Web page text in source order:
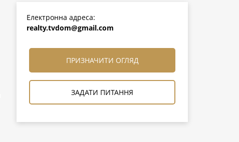
Електронна адреса:
realty.tvdom@gmail.com
ПРИЗНАЧИТИ ОГЛЯД
ЗАДАТИ ПИТАННЯ